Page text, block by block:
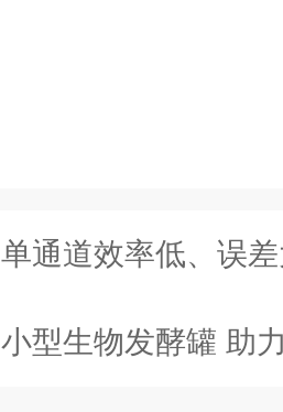
单通道效率低、误差大？多通
小型生物发酵罐 助